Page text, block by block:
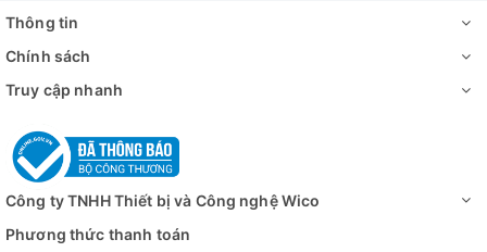
Khoảng thời
ghi
USB/ Ghi dữ liệu
trường
Phân loại khí
hậu
Bộ điều khiển
Thông tin
Chính sách
Truy cập nhanh
Công ty TNHH Thiết bị và Công nghệ Wico
Phương thức thanh toán